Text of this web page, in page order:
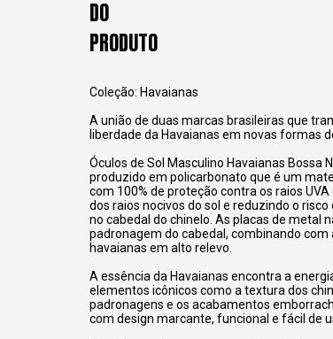
DO
PRODUTO
Coleção: Havaianas
A união de duas marcas brasileiras que
liberdade da Havaianas em novas formas
Óculos de Sol Masculino Havaianas Bossa
produzido em policarbonato que é um
com 100% de proteção contra os raios
dos raios nocivos do sol e reduzindo o risco
no cabedal do chinelo. As placas de metal
padronagem do cabedal, combinando com
havaianas em alto relevo.
A essência da Havaianas encontra a
elementos icônicos como a textura dos
padronagens e os acabamentos
com design marcante, funcional e fácil de